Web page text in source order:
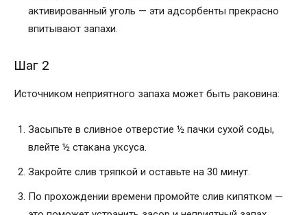
активированный уголь — эти адсорбенты прекрасно
впитывают запахи.
Шаг 2
Источником неприятного запаха может быть раковина:
Засыпьте в сливное отверстие ½ пачки сухой соды,
влейте ½ стакана уксуса.
Закройте слив тряпкой и оставьте на 30 минут.
По прохождении времени промойте слив кипятком —